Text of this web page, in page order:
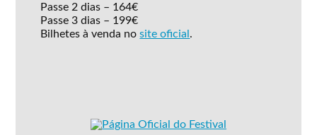
Passe 2 dias – 164€
Passe 3 dias – 199€
Bilhetes à venda nosite oficial .